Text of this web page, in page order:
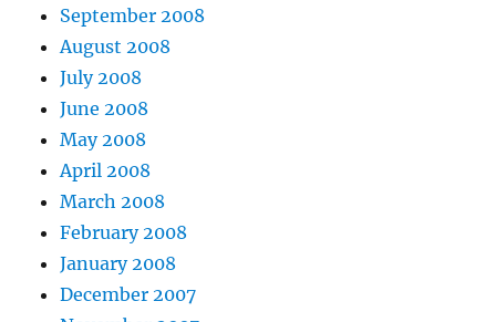
September 2008
August 2008
July 2008
June 2008
May 2008
April 2008
March 2008
February 2008
January 2008
December 2007